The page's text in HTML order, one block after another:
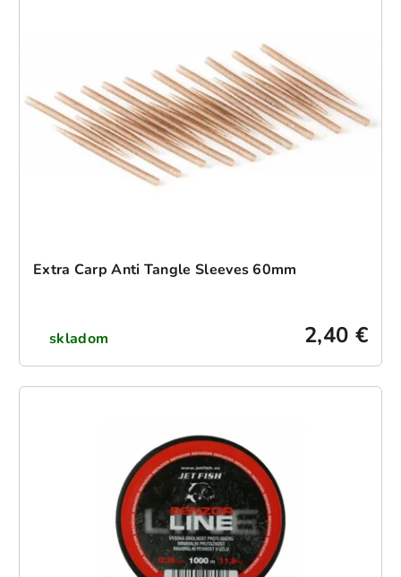
Extra Carp Anti Tangle Sleeves 60mm
skladom 2,40 €